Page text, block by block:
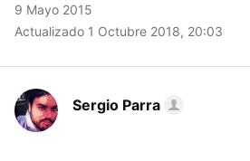
9 Mayo 2015
Actualizado 1 Octubre 2018, 20:03
Sergio Parra